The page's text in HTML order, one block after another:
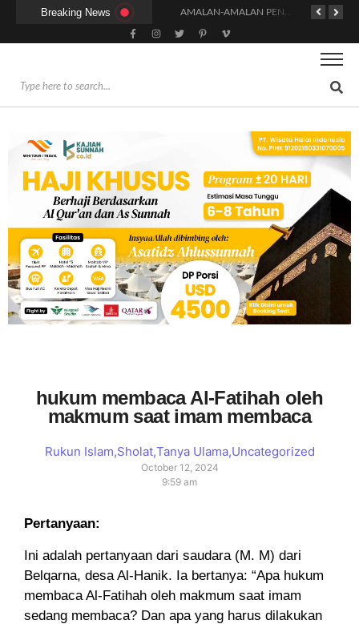
Breaking News
hukum membaca Al-Fatihah oleh
makmum saat imam membaca
Rukun Islam,Sholat,Tanya Ulama,Uncategorized
October 12, 2024
9:59 am
Pertanyaan:
Ini adalah pertanyaan dari saudara (M. M) dari
Belqarna, desa Al-Hanik. Ia bertanya: “Apa hukum
membaca Al-Fatihah oleh makmum saat imam
sedang membaca? Dan apa yang harus dilakukan